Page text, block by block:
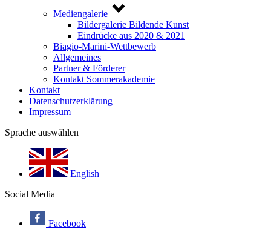
Mediengalerie
Bildergalerie Bildende Kunst
Eindrücke aus 2020 & 2021
Biagio-Marini-Wettbewerb
Allgemeines
Partner & Förderer
Kontakt Sommerakademie
Kontakt
Datenschutzerklärung
Impressum
Sprache auswählen
English
Social Media
Facebook